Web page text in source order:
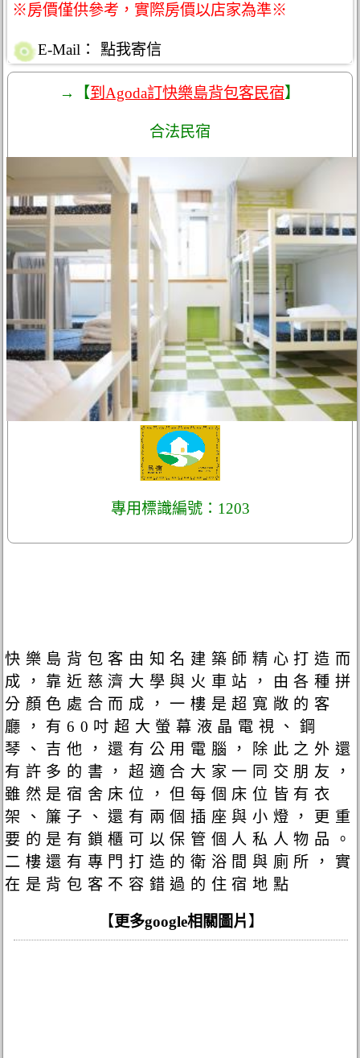
※房價僅供參考，實際房價以店家為準※
E-Mail： 點我寄信
→【到Agoda訂快樂島背包客民宿】
合法民宿
專用標識編號：1203
快樂島背包客由知名建築師精心打造而
成，靠近慈濟大學與火車站，由各種拼
分顏色處合而成，一樓是超寬敞的客
廳，有60吋超大螢幕液晶電視、鋼
琴、吉他，還有公用電腦，除此之外還
有許多的書，超適合大家一同交朋友，
雖然是宿舍床位，但每個床位皆有衣
架、簾子、還有兩個插座與小燈，更重
要的是有鎖櫃可以保管個人私人物品。
二樓還有專門打造的衛浴間與廁所，實
在是背包客不容錯過的住宿地點
【更多google相關圖片 】